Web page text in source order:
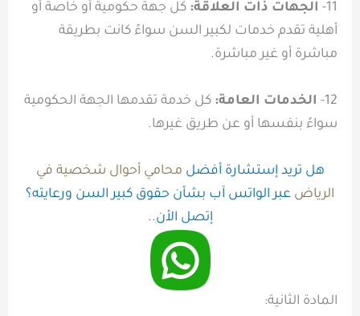
11- الجهات ذات العلاقة: كل جهة حكومية أو خاصة أو
أهلية تقدم خدمات لكبير السن سواءً كانت بطريقة
مباشرة أو غير مباشرة.
12- الخدمات العامة: كل خدمة تقدمها الجهة الحكومية
سواءً بنفسها أو عن طريق غيرها.
هل تريد إستشارة أفضل محامي أحوال شخصية في
الرياض عبر الواتس آب بشأن حقوق كبير السن ورعايته؟
إتصل الأن..
المادة الثانية: